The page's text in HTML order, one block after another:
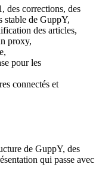
des corrections, des
stable de GuppY,
des articles,
proxy,
pour les
connectés et
de GuppY, des
qui passe avec